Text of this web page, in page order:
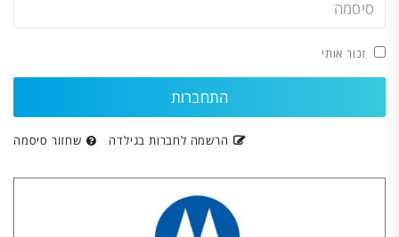
זכור אותי
הרשמה לחברות בגילדה שחזור סיסמה